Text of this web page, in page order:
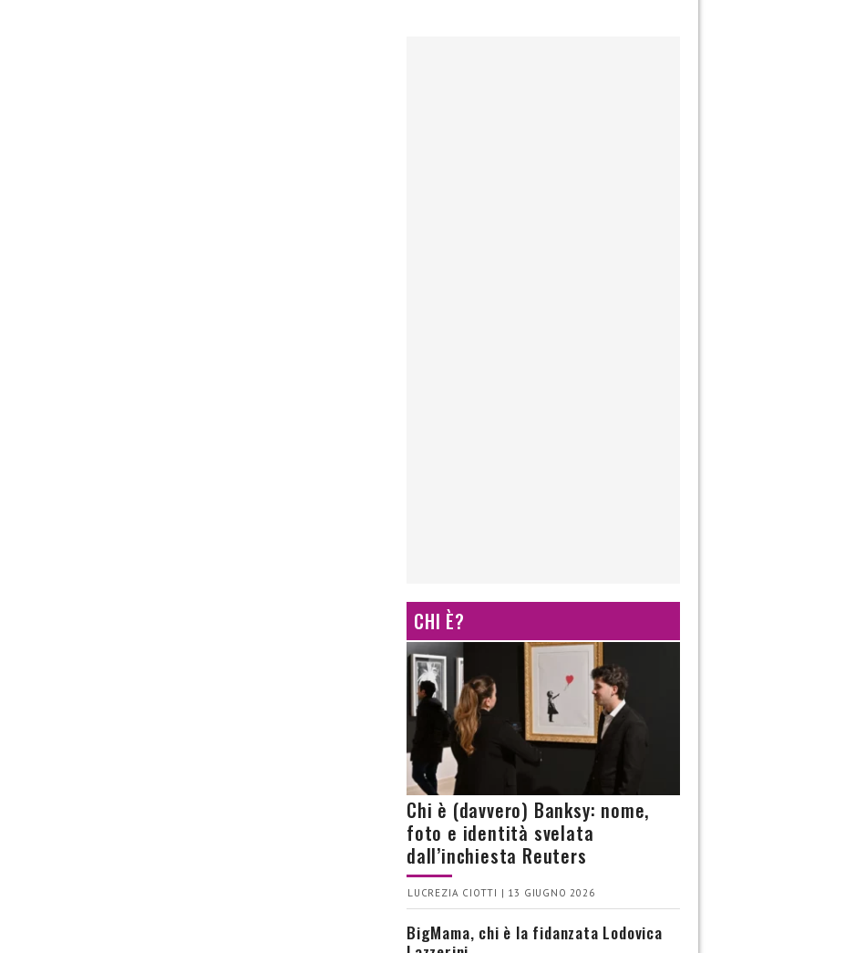
CHI È?
Chi è (davvero) Banksy: nome,
foto e identità svelata
dall’inchiesta Reuters
LUCREZIA CIOTTI | 13 GIUGNO 2026
BigMama, chi è la fidanzata Lodovica